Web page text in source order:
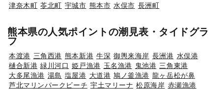
津奈木町 苓北町 宇城市 熊本市 水俣市 長洲町
熊本県の人気ポイントの潮見表・タイドグラ
フ
本渡港 三角西港 熊本新港 牛深 御輿来海岸 長洲港 水俣港
樋合新港 緑川河口 姫戸漁港 玉名漁港 鬼池港 三角東港
大多尾漁港 湯島 塩屋港 大道港 鳩ノ釜漁港 龍ヶ岳松が鼻
芦北マリンパークビーチ 宇土マリーナ 松原海岸 赤瀬漁港